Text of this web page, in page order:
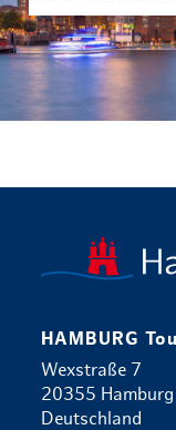
HAMBURG
Wexstraße 7
20355 Hamburg
Deutschland